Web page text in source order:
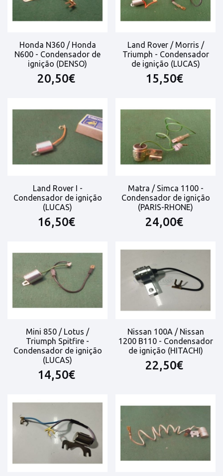
Honda N360 / Honda
N600 - Condensador de
ignição (DENSO)
20,50€
Land Rover / Morris /
Triumph - Condensador
de ignição (LUCAS)
15,50€
Land Rover I -
Condensador de ignição
(LUCAS)
16,50€
Matra / Simca 1100 -
Condensador de ignição
(PARIS-RHONE)
24,00€
Mini 850 / Lotus /
Triumph Spitfire -
Condensador de ignição
(LUCAS)
14,50€
Nissan 100A / Nissan
1200 B110 - Condensador
de ignição (HITACHI)
22,50€